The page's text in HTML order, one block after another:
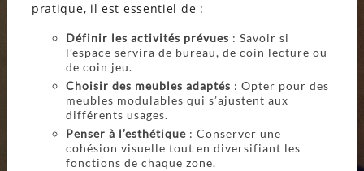
pratique, il est essentiel de :
Définir les activités prévues : Savoir si
l’espace servira de bureau, de coin lecture ou
de coin jeu.
Choisir des meubles adaptés : Opter pour des
meubles modulables qui s’ajustent aux
différents usages.
Penser à l’esthétique: Conserver une
cohésion visuelle tout en diversifiant les
fonctions de chaque zone.